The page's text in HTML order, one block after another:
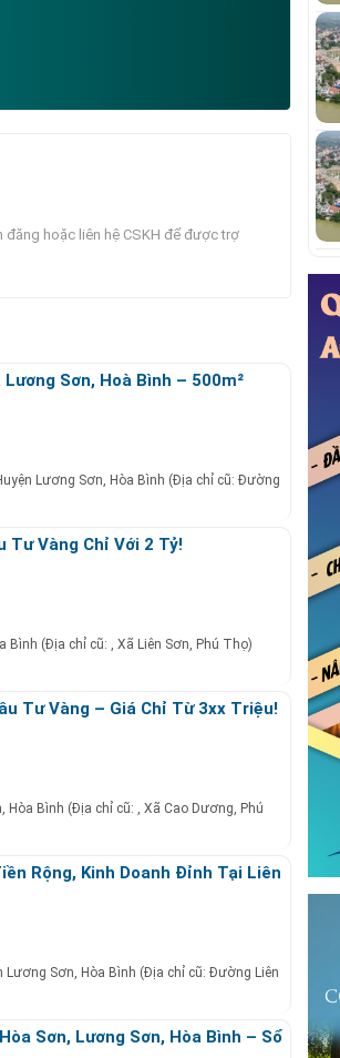
hoặc liên hệ CSKH để được trợ
Sơn, Hoà Bình – 500m²
Lương Sơn, Hòa Bình (Địa chỉ cũ: Đường
Tư Vàng Chỉ Với 2 Tỷ!
Bình (Địa chỉ cũ: , Xã Liên Sơn, Phú Thọ)
Tư Vàng – Giá Chỉ Từ 3xx Triệu!
Hòa Bình (Địa chỉ cũ: , Xã Cao Dương, Phú
Rộng, Kinh Doanh Đỉnh Tại Liên
Lương Sơn, Hòa Bình (Địa chỉ cũ: Đường Liên
Sơn, Lương Sơn, Hòa Bình – Sổ